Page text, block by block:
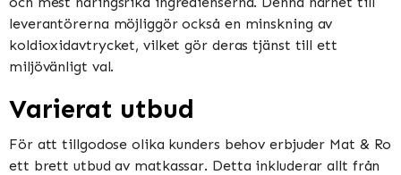
leverantörerna möjliggör också en minskning av
koldioxidavtrycket, vilket gör deras tjänst till ett
miljövänligt val.
Varierat utbud
För att tillgodose olika kunders behov erbjuder Mat & Ro
ett brett utbud av matkassar. Detta inkluderar allt från